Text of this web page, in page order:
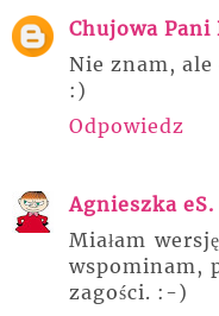
Chujowa Pani
Nie znam,
:)
Odpowiedz
Agnieszka eS.
Miałam
wspominam,
zagości. :-)